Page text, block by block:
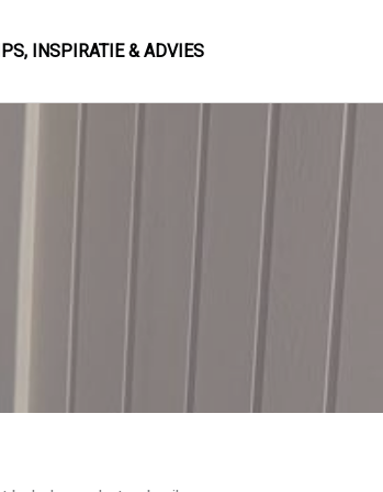
INSPIRATIE & ADVIES